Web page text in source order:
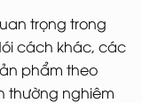
trọng trong
cách khác, các
phẩm theo
thường nghiêm